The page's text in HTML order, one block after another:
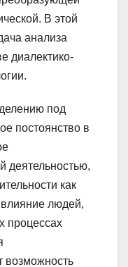
В этой
анализа
диалектико-
под
постоянство в
деятельностью,
как
людей,
процессах
возможность